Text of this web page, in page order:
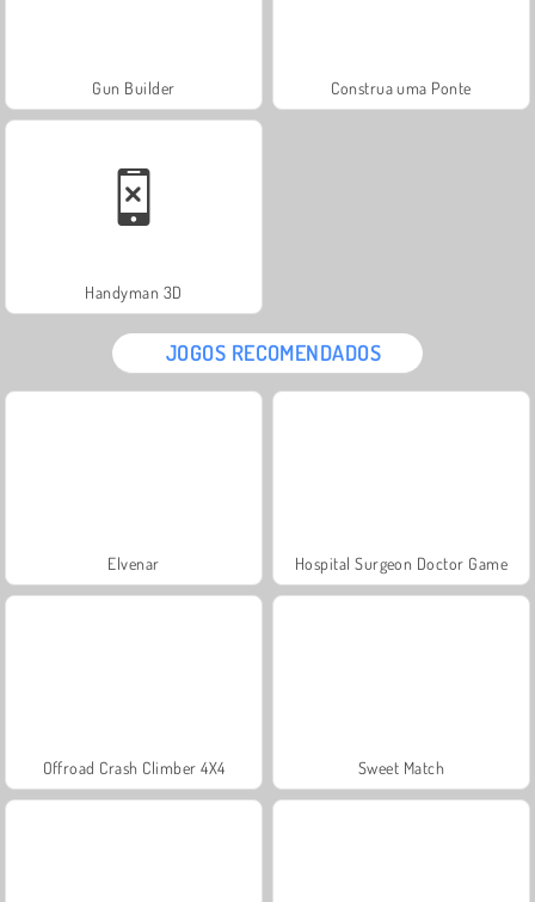
Gun Builder Construa uma Ponte
Handyman 3D
JOGOS RECOMENDADOS
Elvenar Hospital Surgeon Doctor Game
Offroad Crash Climber 4X4 Sweet Match